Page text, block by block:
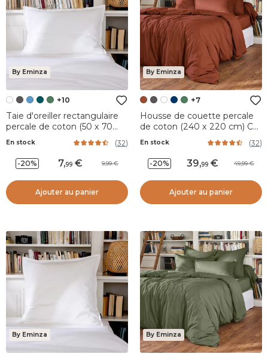
By Eminza
+10
Taie d'oreiller rectangulaire
percale de coton (50 x 70
En stock (32)
-20% 7,99 9,99
Ajouter au panier
By Eminza
+7
Housse de couette percale
de coton (240 x 220 cm) Cali
En stock (32)
-20% 39,99 49,99
Ajouter au panier
By Eminza By Eminza